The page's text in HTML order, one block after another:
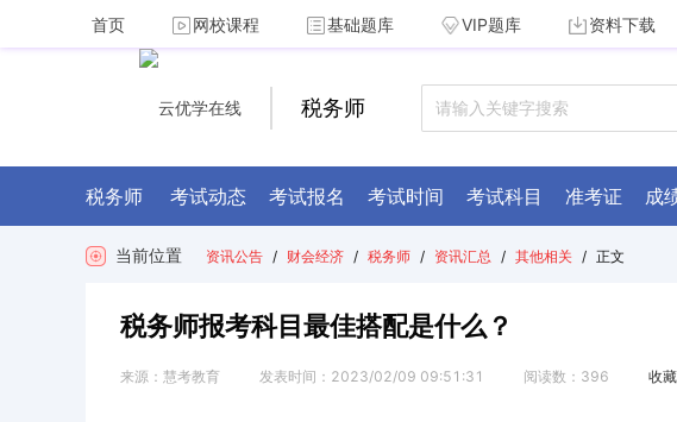
首页 网校课程 基础题库 VIP题库 资料下载
税务师
税务师 考试动态 考试报名 考试时间 考试科目 准考证 成
当前位置 资讯公告 / 财会经济 / 税务师 / 资讯汇总 / 其他相关 / 正文
税务师报考科目最佳搭配是什么？
来源： 慧考教育 发表时间： 2023/02/09 09:51:31 阅读数： 396 收藏